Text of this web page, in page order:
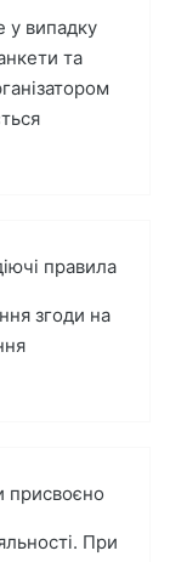
у випадку
та
правила
згоди на
присвоєно
При